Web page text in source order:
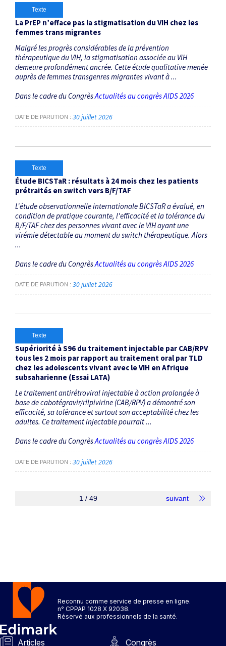
Texte
La PrEP n’efface pas la stigmatisation du VIH chez les
femmes trans migrantes
Malgré les progrès considérables de la prévention
thérapeutique du VIH, la stigmatisation associée au VIH
demeure profondément ancrée. Cette étude qualitative menée
auprès de femmes transgenres migrantes vivant à ...
Dans le cadre du CongrèsActualités au congrès AIDS 2026
DATE DE PARUTION 30 juillet 2026
Texte
Étude BICSTaR : résultats à 24 mois chez les patients
prétraités en switch vers B/F/TAF
L'étude observationnelle internationale BICSTaR a évalué, en
condition de pratique courante, l'efficacité et la tolérance du
B/F/TAF chez des personnes vivant avec le VIH ayant une
virémie détectable au moment du switch thérapeutique. Alors
...
Dans le cadre du CongrèsActualités au congrès AIDS 2026
DATE DE PARUTION 30 juillet 2026
Texte
Supériorité à S96 du traitement injectable par CAB/RPV
tous les 2 mois par rapport au traitement oral par TLD
chez les adolescents vivant avec le VIH en Afrique
subsaharienne (Essai LATA)
Le traitement antirétroviral injectable à action prolongée à
base de cabotégravir/rilpivirine (CAB/RPV) a démontré son
efficacité, sa tolérance et surtout son acceptabilité chez les
adultes. Ce traitement injectable pourrait ...
Dans le cadre du CongrèsActualités au congrès AIDS 2026
DATE DE PARUTION 30 juillet 2026
1 / 49 suivant
Reconnu comme service de presse en ligne.
n° CPPAP 1028 X 92038.
Réservé aux professionnels de la santé.
Articles Congrès